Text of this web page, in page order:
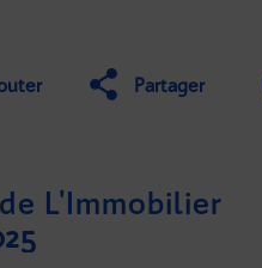
Partager
L'Immobilier